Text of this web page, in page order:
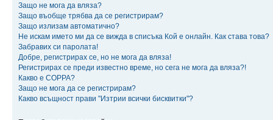
Защо не мога да вляза?
Защо въобще трябва да се регистрирам?
Защо излизам автоматично?
Не искам името ми да се вижда в списъка Кой е онлайн. Как става това?
Забравих си паролата!
Добре, регистрирах се, но не мога да вляза!
Регистрирах се преди известно време, но сега не мога да вляза?!
Какво е COPPA?
Защо не мога да се регистрирам?
Какво всъщност прави "Изтрии всички бисквитки"?